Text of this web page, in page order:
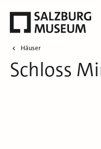
Häuser
Schloss